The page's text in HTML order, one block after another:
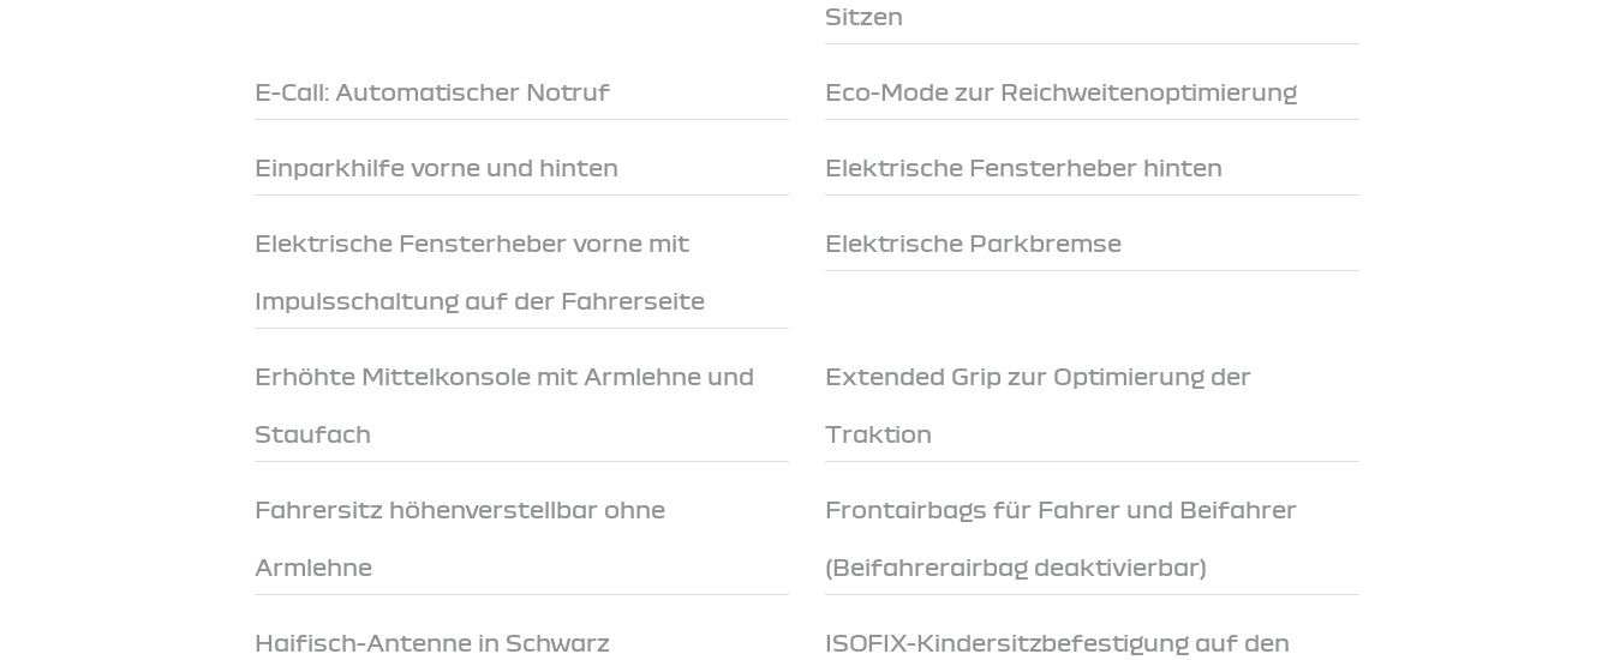
Sitzen
E-Call: Automatischer Notruf Eco-Mode zur Reichweitenoptimierung
Einparkhilfe vorne und hinten Elektrische Fensterheber hinten
Elektrische Fensterheber vorne mit
Impulsschaltung auf der Fahrerseite
Elektrische Parkbremse
Erhöhte Mittelkonsole mit Armlehne und
Staufach
Extended Grip zur Optimierung der
Traktion
Fahrersitz höhenverstellbar ohne
Armlehne
Frontairbags für Fahrer und Beifahrer
(Beifahrerairbag deaktivierbar)
Haifisch-Antenne in Schwarz ISOFIX-Kindersitzbefestigung auf den